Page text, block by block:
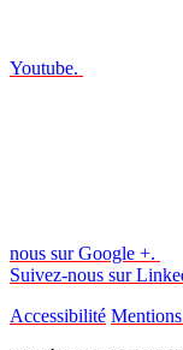
Youtube.
nous sur Google +.
Suivez-nous sur
Accessibilité